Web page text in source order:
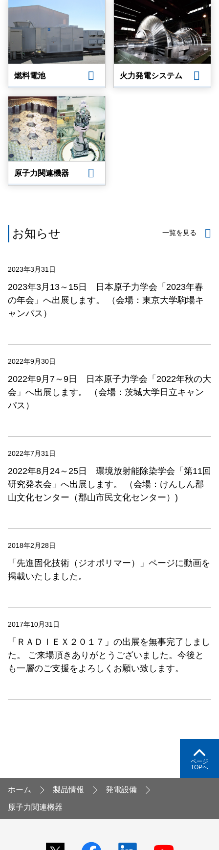
燃料電池 火力発電システム
原子力関連機器
お知らせ 一覧を見る
2023年3月31日
2023年3月13～15日 日本原子力学会「2023年春
の年会」へ出展します。 （会場：東京大学駒場キ
ャンパス）
2022年9月30日
2022年9月7～9日 日本原子力学会「2022年秋の大
会」へ出展します。 （会場：茨城大学日立キャン
パス）
2022年7月31日
2022年8月24～25日 環境放射能除染学会「第11回
研究発表会」へ出展します。 （会場：けんしん郡
山文化センター（郡山市民文化センター）)
2018年2月28日
「先進固化技術（ジオポリマー）」ページに動画を
掲載いたしました。
2017年10月31日
「ＲＡＤＩＥＸ２０１７」の出展を無事完了しまし
た。 ご来場頂きありがとうございました。今後と
も一層のご支援をよろしくお願い致します。
ページ
TOPへ
ホーム 製品情報 発電設備
原子力関連機器